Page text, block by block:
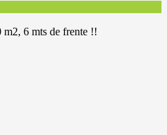
6 mts de frente !!